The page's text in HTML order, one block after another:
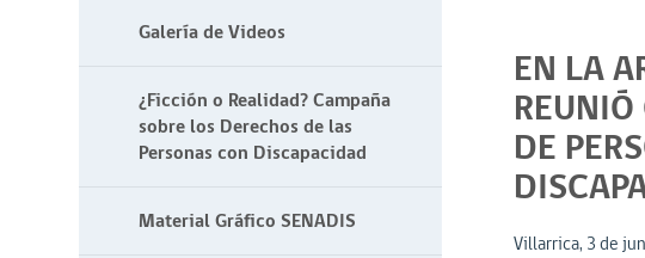
Galería de Videos
¿Ficción o Realidad? Campaña
sobre los Derechos de las
Personas con Discapacidad
Material Gráfico SENADIS
EN LA
REUNIÓ
DE
Villarrica, 3 de